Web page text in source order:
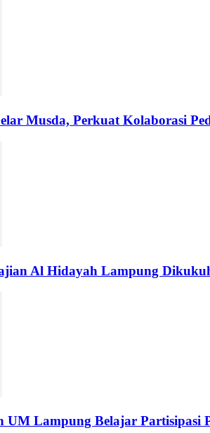
Musda, Perkuat Kolaborasi
Al Hidayah Lampung
UM Lampung Belajar